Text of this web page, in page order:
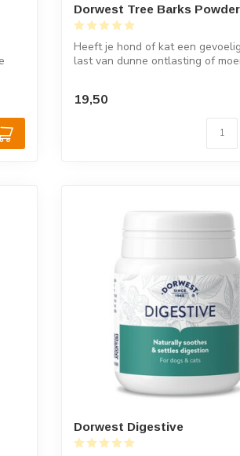
Dorwest Tree Barks Powder
Heeft je hond of kat een
last van dunne ontlasting of
19,50
Dorwest Digestive